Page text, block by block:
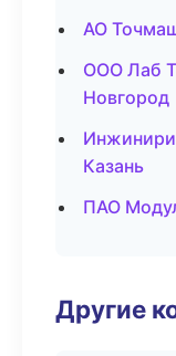
АО
ООО Лаб
Новгород
Казань
ПАО
Другие